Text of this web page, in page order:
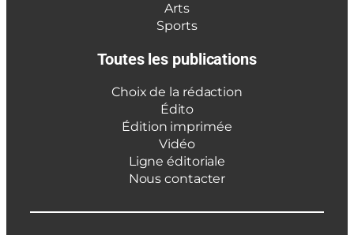
Arts
Sports
Toutes les publications
Choix de la rédaction
Édito
Édition imprimée
Vidéo
Ligne éditoriale
Nous contacter